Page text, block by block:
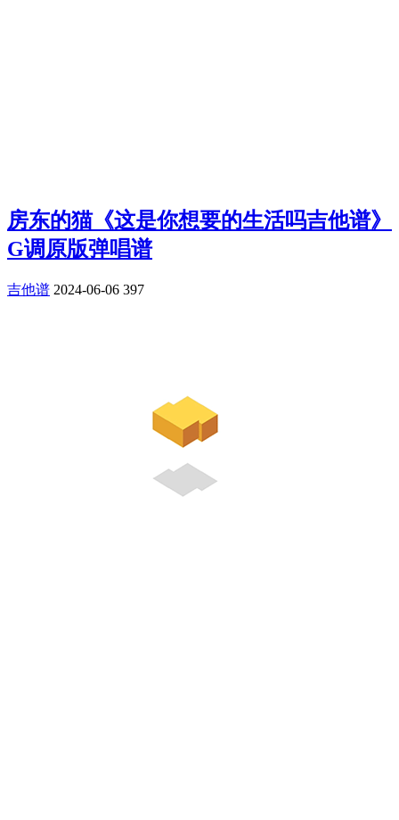
房东的猫《这是你想要的生活吗吉他谱》
G调原版弹唱谱
吉他谱 2024-06-06 397